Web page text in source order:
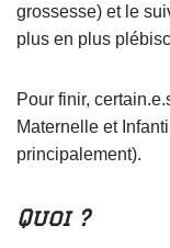
grossesse) et le
plus en plus
Pour finir,
Maternelle et
principalement).
Quoi ?